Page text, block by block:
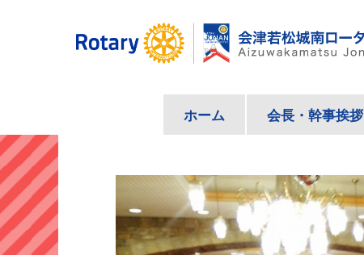
ス
キ
ッ
プ
ホーム 会長・幹事挨拶